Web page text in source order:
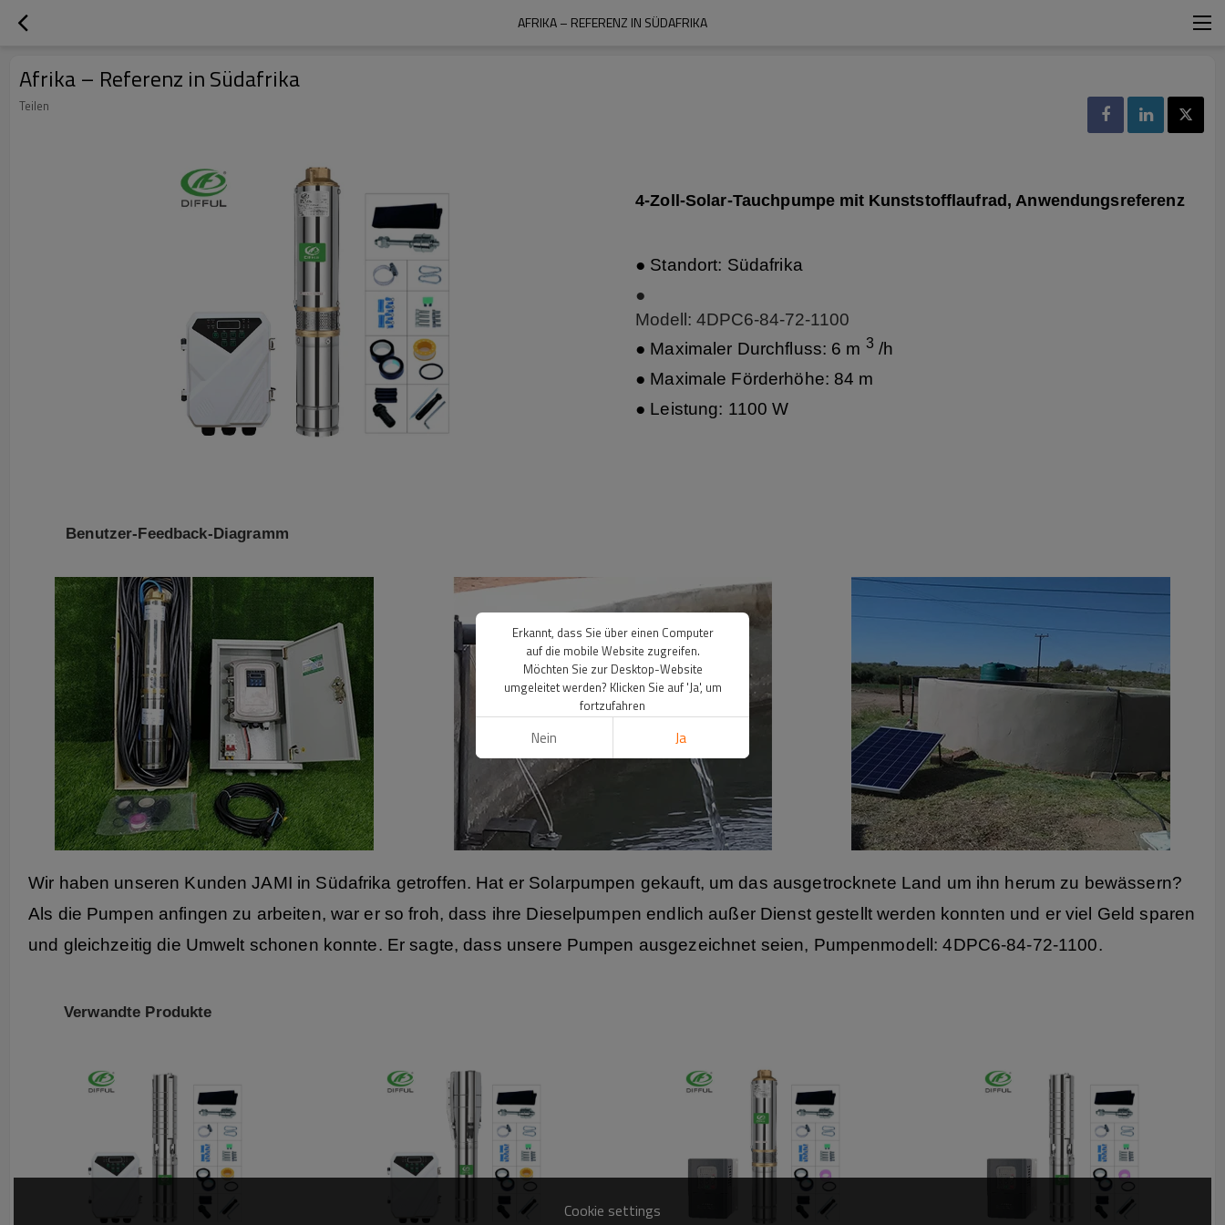
AFRIKA – REFERENZ IN SÜDAFRIKA
Afrika – Referenz in Südafrika
Teilen
4-Zoll-Solar-Tauchpumpe mit Kunststofflaufrad, Anwendungsreferenz
● Standort: Südafrika
●
Modell: 4DPC6-84-72-1100
● Maximaler Durchfluss: 6 m 3 /h
● Maximale Förderhöhe: 84 m
● Leistung: 1100 W
Benutzer-Feedback-Diagramm
Wir haben unseren Kunden JAMI in Südafrika getroffen. Hat er Solarpumpen gekauft, um das ausgetrocknete Land um ihn herum zu bewässern?
Als die Pumpen anfingen zu arbeiten, war er so froh, dass ihre Dieselpumpen endlich außer Dienst gestellt werden konnten und er viel Geld sparen
und gleichzeitig die Umwelt schonen konnte. Er sagte, dass unsere Pumpen ausgezeichnet seien, Pumpenmodell: 4DPC6-84-72-1100.
Verwandte Produkte
Cookie settings
Erkannt, dass Sie über einen Computer
auf die mobile Website zugreifen.
Möchten Sie zur Desktop-Website
umgeleitet werden? Klicken Sie auf 'Ja', um
fortzufahren
Nein Ja